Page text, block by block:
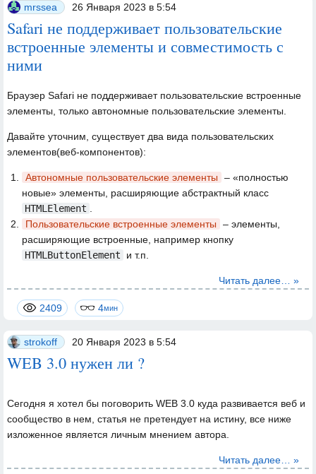
mrssea 26 Января 2023 в 5:54
Safari не поддерживает пользовательские
встроенные элементы и совместимость с
ними
Браузер Safari не поддерживает пользовательские встроенные
элементы, только автономные пользовательские элементы.
Давайте уточним, cуществует два вида пользовательских
элементов(веб-компонентов):
Автономные пользовательские элементы
– «полностью
новые» элементы, расширяющие абстрактный класс
HTMLElement
Пользовательские встроенные элементы
– элементы,
расширяющие встроенные, например кнопку
HTMLButtonElement
и т.п.
Читать далее… »
2409 4мин
strokoff 20 Января 2023 в 5:54
WEB 3.0 нужен ли ?
Сегодня я хотел бы поговорить WEB 3.0 куда развивается веб и
сообщество в нем, статья не претендует на истину, все ниже
изложенное является личным мнением автора.
Читать далее… »